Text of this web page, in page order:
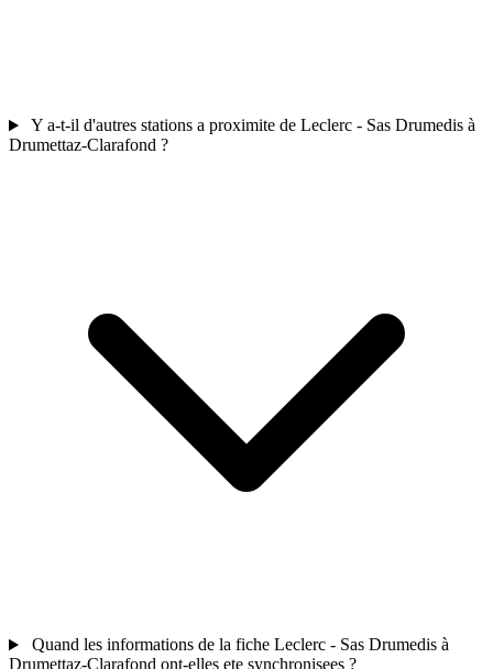
Y a-t-il d'autres stations a proximite de Leclerc - Sas Drumedis à
Drumettaz-Clarafond ?
Quand les informations de la fiche Leclerc - Sas Drumedis à
Drumettaz-Clarafond ont-elles ete synchronisees ?